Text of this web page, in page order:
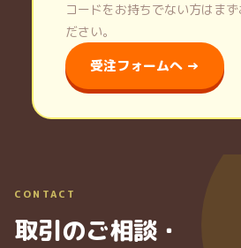
コードをお持ちでない方はま
ださい。
受注フォームへ →
CONTACT
取引のご相談・